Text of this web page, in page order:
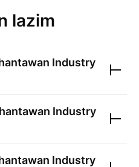
lazim
Industry
Industry
Industry